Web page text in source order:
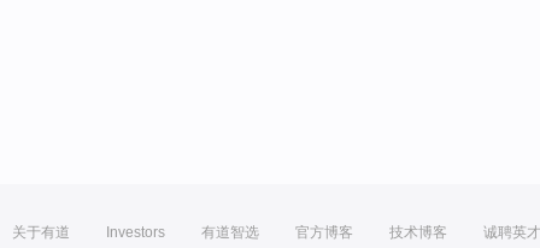
关于有道 Investors 有道智选 官方博客 技术博客 诚聘英才